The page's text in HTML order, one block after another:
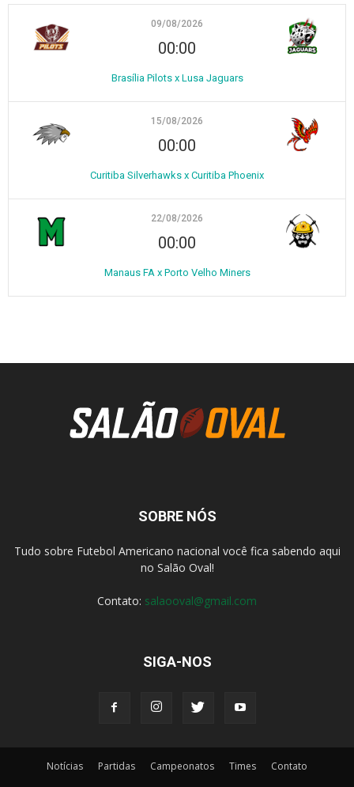
09/08/2026
00:00
Brasília Pilots x Lusa Jaguars
15/08/2026
00:00
Curitiba Silverhawks x Curitiba Phoenix
22/08/2026
00:00
Manaus FA x Porto Velho Miners
SOBRE NÓS
Tudo sobre Futebol Americano nacional você fica sabendo aqui
no Salão Oval!
Contato: salaooval@gmail.com
SIGA-NOS
Notícias Partidas Campeonatos Times Contato